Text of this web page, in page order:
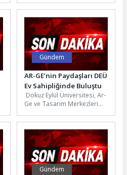
Gül Eryılmaz, dijitalleşme,
değişen rol modeller,
zayıflayan...
Gündem
AR-GE’nin Paydaşları DEÜ
Ev Sahipliğinde Buluştu
Dokuz Eylül Üniversitesi, Ar-
Ge ve Tasarım Merkezleri
(ARGEMİP) tarafından bu...
Gündem